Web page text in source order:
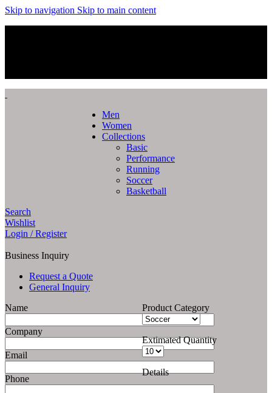
Skip to navigation Skip to main content
Men
Women
Collections
Basic
Performance
Running
Soccer
Basketball
Search
Wishlist
Login / Register
Business Inquiry
Request a Quote
General Inquiry
Name
Company
Email
Phone
Product Category
Extimated Quantity
Details